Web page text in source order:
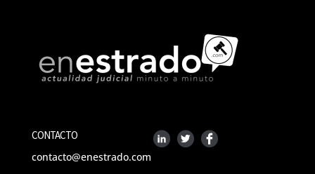
CONTACTO
contacto@enestrado.com